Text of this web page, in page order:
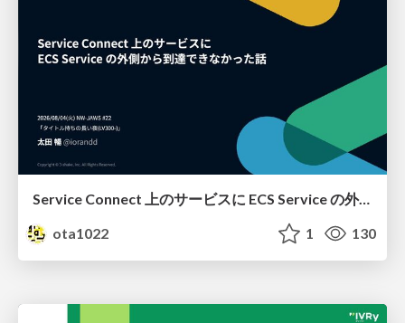
Service Connect 上のサービスに ECS Service の外側から到達できなかった話
ota1022
1 130